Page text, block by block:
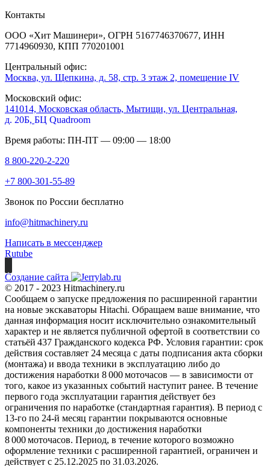
Контакты
ООО «Хит Машинери», ОГРН 5167746370677, ИНН
7714960930, КПП 770201001
Центральный офис:
Москва, ул. Щепкина, д. 58, стр. 3 этаж 2, помещение IV
Московский офис:
141014, Московская область, Мытищи, ул. Центральная,
д. 20Б, БЦ Quadroom
Время работы: ПН-ПТ — 09:00 — 18:00
8 800-220-2-220
+7 800-301-55-89
Звонок по России бесплатно
info@hitmachinery.ru
Написать в мессенджер
Rutube
Создание сайта
© 2017 - 2023 Hitmachinery.ru
Сообщаем о запуске предложения по расширенной гарантии
на новые экскаваторы Hitachi. Обращаем ваше внимание, что
данная информация носит исключительно ознакомительный
характер и не является публичной офертой в соответствии со
статьёй 437 Гражданского кодекса РФ. Условия гарантии: срок
действия составляет 24 месяца с даты подписания акта сборки
(монтажа) и ввода техники в эксплуатацию либо до
достижения наработки 8 000 моточасов — в зависимости от
того, какое из указанных событий наступит ранее. В течение
первого года эксплуатации гарантия действует без
ограничения по наработке (стандартная гарантия). В период с
13‑го по 24‑й месяц гарантии покрываются основные
компоненты техники до достижения наработки
8 000 моточасов. Период, в течение которого возможно
оформление техники с расширенной гарантией, ограничен и
действует с 25.12.2025 по 31.03.2026.